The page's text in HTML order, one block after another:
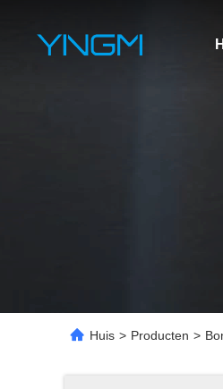
Huis > Producten >